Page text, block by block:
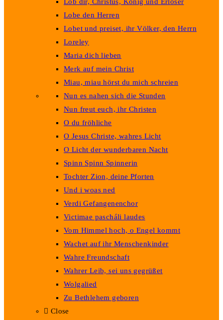
Lobe den Herren
Lobet und preiset, ihr Völker, den Herrn
Loreley
Maria dich lieben
Merk auf mein Christ
Miau, miau hörst du mich schreien
Nun es nahen sich die Stunden
Nun freut euch, ihr Christen
O du fröhliche
O Jesus Christe, wahres Licht
O Licht der wunderbaren Nacht
Spinn Spinn Spinnerin
Tochter Zion, deine Pforten
Und i woas ned
Verdi Gefangenenchor
Victimae pascháli laudes
Vom Himmel hoch, o Engel kommt
Wachet auf ihr Menschenkinder
Wahre Freundschaft
Wahrer Leib, sei uns gegrüßet
Wolgalied
Zu Bethlehem geboren
Close